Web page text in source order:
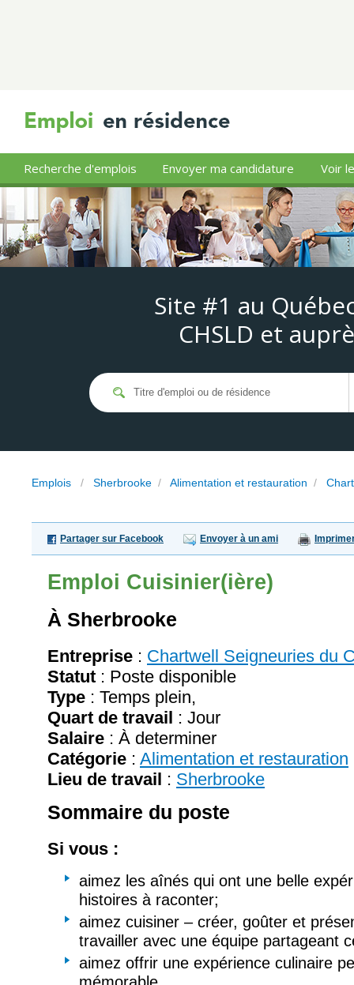
Recherche d'emplois Envoyer ma candidature Voir
Site #1 au
CHSLD et
Emplois / Sherbrooke / Alimentation et restauration /
Partager sur Facebook Envoyer à un ami
Emploi Cuisinier(ière)
À Sherbrooke
Entreprise : Chartwell Seigneuries du
Statut : Poste disponible
Type : Temps plein,
Quart de travail : Jour
Salaire : À determiner
Catégorie : Alimentation et restauration
Lieu de travail : Sherbrooke
Sommaire du poste
Si vous :
aimez les aînés qui ont une belle
histoires à raconter;
aimez cuisiner – créer, goûter et
travailler avec une équipe partageant
aimez offrir une expérience culinaire